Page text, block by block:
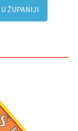
ŽUPANIJI